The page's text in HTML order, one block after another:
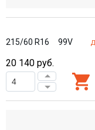
215/60 R16 99V
20 140 руб.